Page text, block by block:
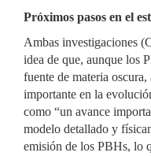
Próximos pasos en el
Ambas investigaciones
idea de que, aunque los
fuente de materia
importante en la
como “un avance
modelo detallado y
emisión de los PBHs, lo